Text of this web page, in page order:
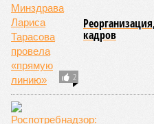
2
кадров